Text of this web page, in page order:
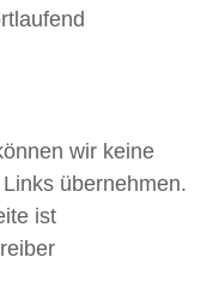
wir keine
übernehmen.
ist